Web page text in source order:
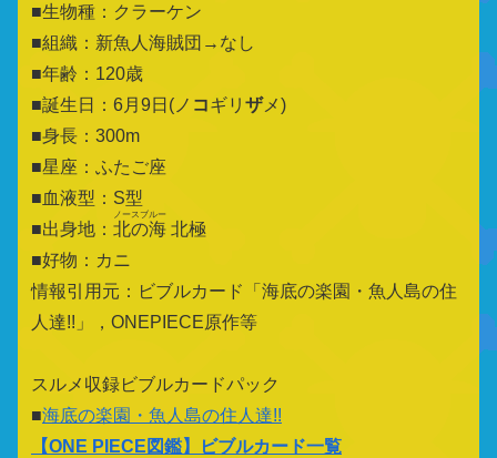
■生物種：クラーケン
■組織：新魚人海賊団→なし
■年齢：120歳
■誕生日：6月9日(ノ コギリ ザメ)
■身長：300m
■星座：ふたご座
■血液型：S型
■出身地： 北の海
ノースブルー
北極
■好物：カニ
情報引用元：ビブルカード「海底の楽園・魚人島の住
人達!!」，ONEPIECE原作等
スルメ収録ビブルカードパック
■海底の楽園・魚人島の住人達!!
【ONE PIECE図鑑】ビブルカード一覧